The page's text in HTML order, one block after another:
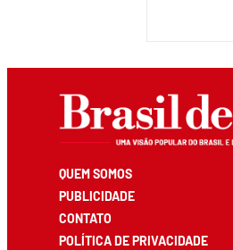
QUEM SOMOS
PUBLICIDADE
CONTATO
POLÍTICA DE PRIVACIDADE